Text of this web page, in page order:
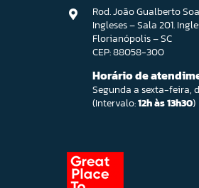
Rod. João Gualberto
Ingleses – Sala 201.
Florianópolis – SC
CEP: 88058-300
Horário de
Segunda a sexta-feira,
(Intervalo:12h às 13h30)